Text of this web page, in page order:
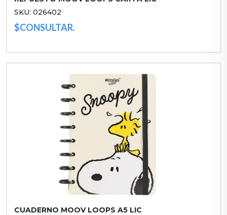
SKU: 026402
$CONSULTAR.
CUADERNO MOOV LOOPS A5 LIC